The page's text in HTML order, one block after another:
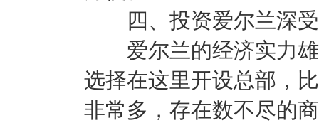
四、投资爱尔兰深受
爱尔兰的经济实力雄
选择在这里开设总部，
非常多，存在数不尽的